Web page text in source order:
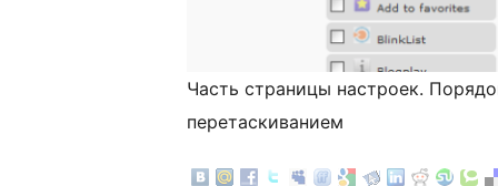
Часть страницы настроек.
перетаскиванием